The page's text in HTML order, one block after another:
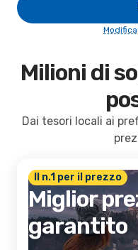
Milioni di
Dai tesori locali ai
Il n.1 per il prezzo
Miglior
garantito